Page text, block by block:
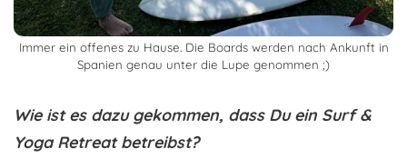
Immer ein offenes zu Hause. Die Boards werden nach Ankunft in
Spanien genau unter die Lupe genommen ;)
Wie ist es dazu gekommen, dass Du ein Surf &
Yoga Retreat betreibst?